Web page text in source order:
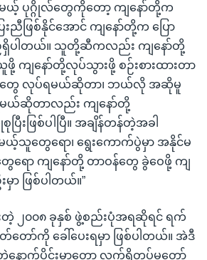
ပုဂ္ဂိုလ်တွေကိုတော့ ကျနော်တို့က
းညီဖြစ်နိုင်အောင် ကျနော်တို့က ပြော
ဉ်ရှိပါတယ်။ သူတို့ဆီကလည်း ကျနော်တို့
ျနော်တို့လုပ်သွားဖို့ စဉ်းစားထားတာ
တွေ လုပ်ရမယ်ဆိုတာ၊ ဘယ်လို အဆိုမူ
မယ်ဆိုတာလည်း ကျနော်တို့
းဖြစ်ပါပြီ။ အချိန်တန်တဲ့အခါ
သူတွေရော၊ ရွေးကောက်ပွဲမှာ အနိုင်မ
ရော ကျနော်တို့ တာဝန်တွေ ခွဲဝေဖို့ ကျ
မှာ ဖြစ်ပါတယ်။”
တဲ့ ၂၀၀၈ ခုနှစ် ဖွဲ့စည်းပုံအရဆိုရင် ရက်
တော်ကို ခေါ်ပေးရမှာ ဖြစ်ပါတယ်။ အဲဒီ
နောက်ပိုင်းမှာတော့ လက်ရှိတပ်မတော်